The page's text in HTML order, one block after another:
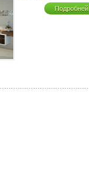
Подробней